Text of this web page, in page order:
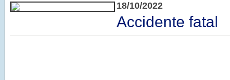
18/10/2022
Accidente fatal